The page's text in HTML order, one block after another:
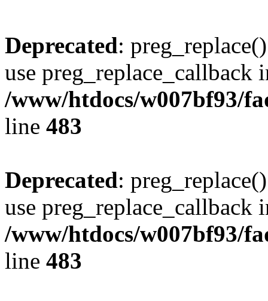
Deprecated:
use preg_replace_callback
/www/htdocs/w007bf93/
line 483
Deprecated:
use preg_replace_callback
/www/htdocs/w007bf93/
line 483